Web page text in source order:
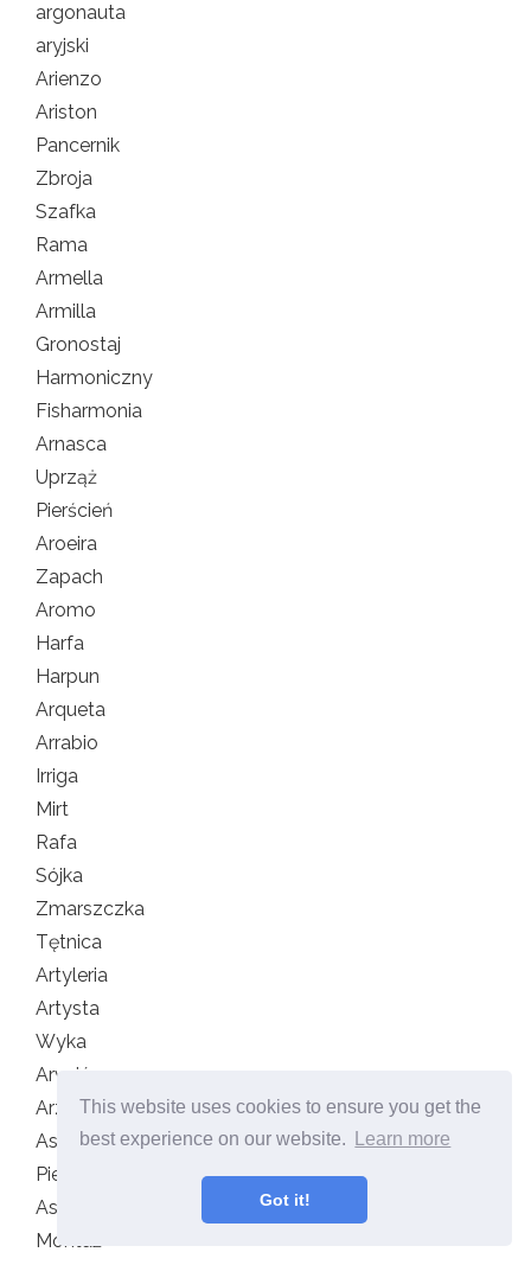
This website uses cookies to ensure you get the
best experience on our website.
Learn more
Got it!
argonauta
aryjski
Arienzo
Ariston
Pancernik
Zbroja
Szafka
Rama
Armella
Armilla
Gronostaj
Harmoniczny
Fisharmonia
Arnasca
Uprząż
Pierścień
Aroeira
Zapach
Aromo
Harfa
Harpun
Arqueta
Arrabio
Irriga
Mirt
Rafa
Sójka
Zmarszczka
Tętnica
Artyleria
Artysta
Wyka
Arvejón
Arzolla
As
Piec
Asadura
Montaż